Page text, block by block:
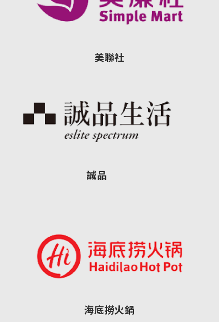
美聯社
誠品
海底撈火鍋